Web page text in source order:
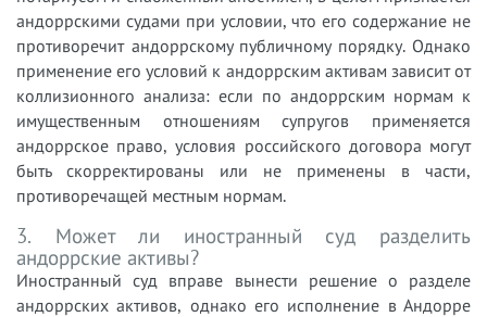
андоррскими судами при условии, что его содержание не
противоречит андоррскому публичному порядку. Однако
применение его условий к андоррским активам зависит от
коллизионного анализа: если по андоррским нормам к
имущественным отношениям супругов применяется
андоррское право, условия российского договора могут
быть скорректированы или не применены в части,
противоречащей местным нормам.
3. Может ли иностранный суд разделить
андоррские активы?
Иностранный суд вправе вынести решение о разделе
андоррских активов, однако его исполнение в Андорре